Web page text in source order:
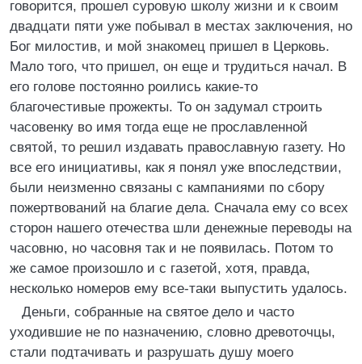
говорится, прошел суровую школу жизни и к своим
двадцати пяти уже побывал в местах заключения, но
Бог милостив, и мой знакомец пришел в Церковь.
Мало того, что пришел, он еще и трудиться начал. В
его голове постоянно роились какие-то
благочестивые прожекты. То он задумал строить
часовенку во имя тогда еще не прославленной
святой, то решил издавать православную газету. Но
все его инициативы, как я понял уже впоследствии,
были неизменно связаны с кампаниями по сбору
пожертвований на благие дела. Сначала ему со всех
сторон нашего отечества шли денежные переводы на
часовню, но часовня так и не появилась. Потом то
же самое произошло и с газетой, хотя, правда,
несколько номеров ему все-таки выпустить удалось.
Деньги, собранные на святое дело и часто
уходившие не по назначению, словно древоточцы,
стали подтачивать и разрушать душу моего